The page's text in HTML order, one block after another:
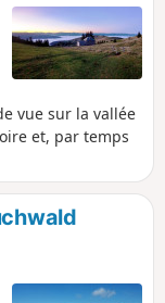
vue sur la vallée
et, par temps